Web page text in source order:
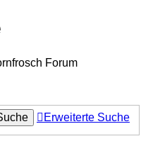
Forum
Erweiterte Suche